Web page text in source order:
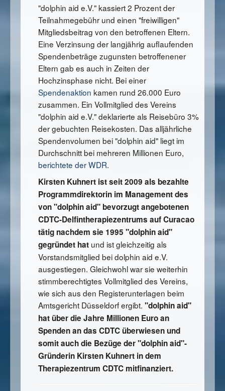
"dolphin aid e.V." kassiert 2 Prozent der
Teilnahmegebühr und einen "freiwilligen"
Mitgliedsbeitrag von den betroffenen Eltern.
Eine Verzinsung der langjährig auflaufenden
Spendenbeträge zugunsten betroffenener
Eltern gab es auch in Zeiten der
Hochzinsphase nicht. Bei einer
Spendenaktion kamen rund 26.000 Euro
zusammen. Ein Vollmitglied des Vereins
"dolphin aid e.V." deklarierte als Reisebüro 3%
der gebuchten Reisekosten. Das alljährliche
Spendenvolumen bei "dolphin aid" liegt im
Durchschnitt bei mehreren Millionen Euro,
berichtete der WDR.
Kirsten Kuhnert ist seit 2009 als bezahlte
Programmdirektorin im Management des
von "dolphin aid" bevorzugt angebotenen
CDTC-Delfintherapiezentrums auf Curacao
tätig nachdem sie 1995 "dolphin aid"
gegründet hat und ist gleichzeitig als
Vorstandsmitglied bei dolphin aid e.V.
ausgestiegen. Gleichwohl war sie weiterhin
stimmberechtigtes Vollmitglied des Vereins,
wie sich aus den Registerunterlagen beim
Amtsgericht Düsseldorf ergibt. "dolphin aid"
hat über die Jahre Millionen Euro an
Spenden an das CDTC überwiesen und
somit auch die Bezüge der "dolphin aid"-
Gründerin Kirsten Kuhnert in dem
Therapiezentrum CDTC mitfinanziert.